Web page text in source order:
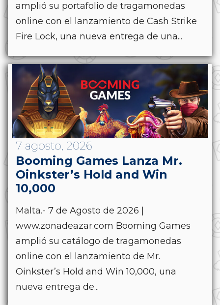
amplió su portafolio de tragamonedas
online con el lanzamiento de Cash Strike
Fire Lock, una nueva entrega de una...
7 agosto, 2026
Booming Games Lanza Mr.
Oinkster’s Hold and Win
10,000
Malta.- 7 de Agosto de 2026 |
www.zonadeazar.com Booming Games
amplió su catálogo de tragamonedas
online con el lanzamiento de Mr.
Oinkster’s Hold and Win 10,000, una
nueva entrega de...